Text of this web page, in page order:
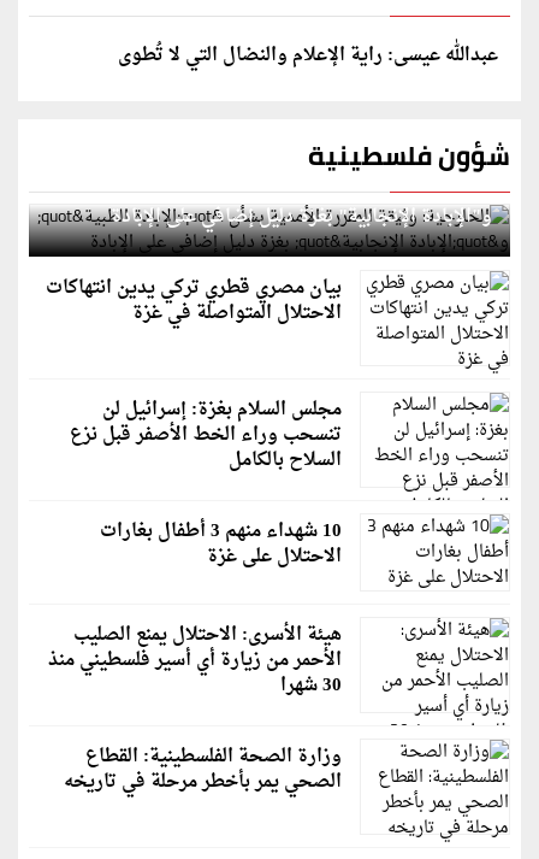
عبدالله عيسى: راية الإعلام والنضال التي لا تُطوى
شؤون فلسطينية
الخارجية: وثيقة المقررة الأممية بشأن "الإبادة الطبية"
و"الإبادة الإنجابية" بغزة دليل إضافي على الإبادة
بيان مصري قطري تركي يدين انتهاكات
الاحتلال المتواصلة في غزة
مجلس السلام بغزة: إسرائيل لن
تنسحب وراء الخط الأصفر قبل نزع
السلاح بالكامل
10 شهداء منهم 3 أطفال بغارات
الاحتلال على غزة
هيئة الأسرى: الاحتلال يمنع الصليب
الأحمر من زيارة أي أسير فلسطيني منذ
30 شهرا
وزارة الصحة الفلسطينية: القطاع
الصحي يمر بأخطر مرحلة في تاريخه